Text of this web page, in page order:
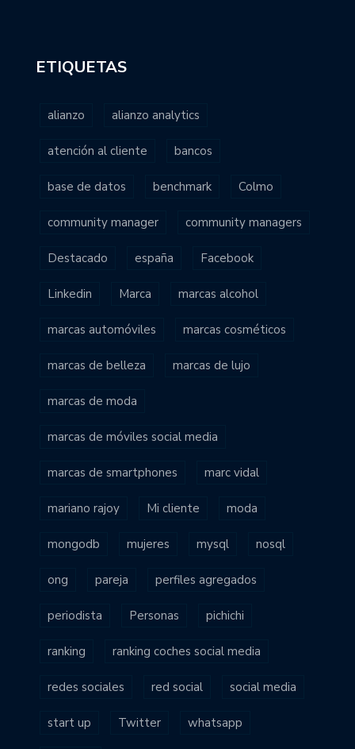
ETIQUETAS
alianzo alianzo analytics
atención al cliente bancos
base de datos benchmark Colmo
community manager community managers
Destacado españa Facebook
Linkedin Marca marcas alcohol
marcas automóviles marcas cosméticos
marcas de belleza marcas de lujo
marcas de moda
marcas de móviles social media
marcas de smartphones marc vidal
mariano rajoy Mi cliente moda
mongodb mujeres mysql nosql
ong pareja perfiles agregados
periodista Personas pichichi
ranking ranking coches social media
redes sociales red social social media
start up Twitter whatsapp